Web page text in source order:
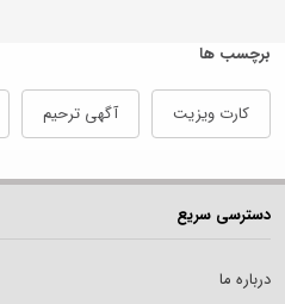
برچسب ها
کارت ویزیت آگهی ترحیم
دسترسی سریع
درباره ما